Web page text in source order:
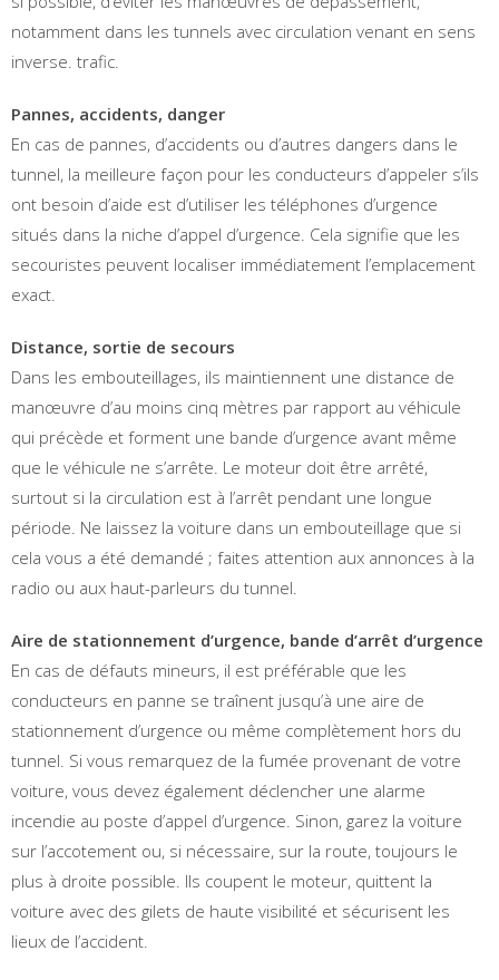
notamment dans les tunnels avec circulation venant en sens
inverse. trafic.
Pannes, accidents, danger
En cas de pannes, d’accidents ou d’autres dangers dans le
tunnel, la meilleure façon pour les conducteurs d’appeler s’ils
ont besoin d’aide est d’utiliser les téléphones d’urgence
situés dans la niche d’appel d’urgence. Cela signifie que les
secouristes peuvent localiser immédiatement l’emplacement
exact.
Distance, sortie de secours
Dans les embouteillages, ils maintiennent une distance de
manœuvre d’au moins cinq mètres par rapport au véhicule
qui précède et forment une bande d’urgence avant même
que le véhicule ne s’arrête. Le moteur doit être arrêté,
surtout si la circulation est à l’arrêt pendant une longue
période. Ne laissez la voiture dans un embouteillage que si
cela vous a été demandé ; faites attention aux annonces à la
radio ou aux haut-parleurs du tunnel.
Aire de stationnement d’urgence, bande d’arrêt d’urgence
En cas de défauts mineurs, il est préférable que les
conducteurs en panne se traînent jusqu’à une aire de
stationnement d’urgence ou même complètement hors du
tunnel. Si vous remarquez de la fumée provenant de votre
voiture, vous devez également déclencher une alarme
incendie au poste d’appel d’urgence. Sinon, garez la voiture
sur l’accotement ou, si nécessaire, sur la route, toujours le
plus à droite possible. Ils coupent le moteur, quittent la
voiture avec des gilets de haute visibilité et sécurisent les
lieux de l’accident.